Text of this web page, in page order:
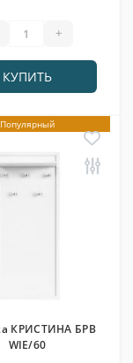
+
КУПИТЬ
Популярный
КРИСТИНА БРВ
WIE/60